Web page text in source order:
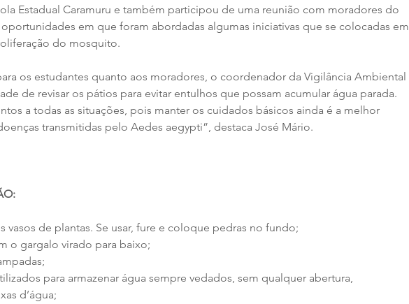
Estadual Caramuru e também participou de uma reunião com moradores do
em que foram abordadas algumas iniciativas que se colocadas em
do mosquito.
os estudantes quanto aos moradores, o coordenador da Vigilância Ambiental
de revisar os pátios para evitar entulhos que possam acumular água parada.
a todas as situações, pois manter os cuidados básicos ainda é a melhor
transmitidas pelo Aedes aegypti”, destaca José Mário.
vasos de plantas. Se usar, fure e coloque pedras no fundo;
o gargalo virado para baixo;
para armazenar água sempre vedados, sem qualquer abertura,
d’água;